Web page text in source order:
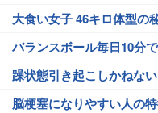
大食い女子 46キロ体型の
バランスボール毎日10分
躁状態引き起こしかねな
脳梗塞になりやすい人の